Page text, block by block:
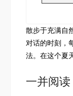
散步于充满自
对话的时刻，
法。在这个夏
一并阅读